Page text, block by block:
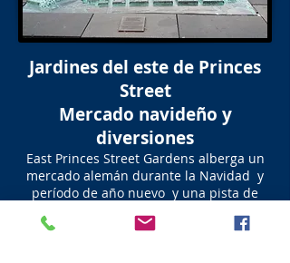
Jardines del este de Princes
Street
Mercado navideño y
diversiones
East Princes Street Gardens alberga un
mercado alemán durante la Navidad y
período de año nuevo y una pista de
Las festividades comienzan en el